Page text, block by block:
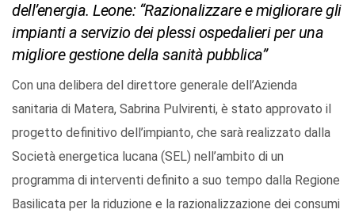
dell’energia. Leone: “Razionalizzare e migliorare gli
impianti a servizio dei plessi ospedalieri per una
migliore gestione della sanità pubblica”
Con una delibera del direttore generale dell’Azienda
sanitaria di Matera, Sabrina Pulvirenti, è stato approvato il
progetto definitivo dell’impianto, che sarà realizzato dalla
Società energetica lucana (SEL) nell’ambito di un
programma di interventi definito a suo tempo dalla Regione
Basilicata per la riduzione e la razionalizzazione dei consumi